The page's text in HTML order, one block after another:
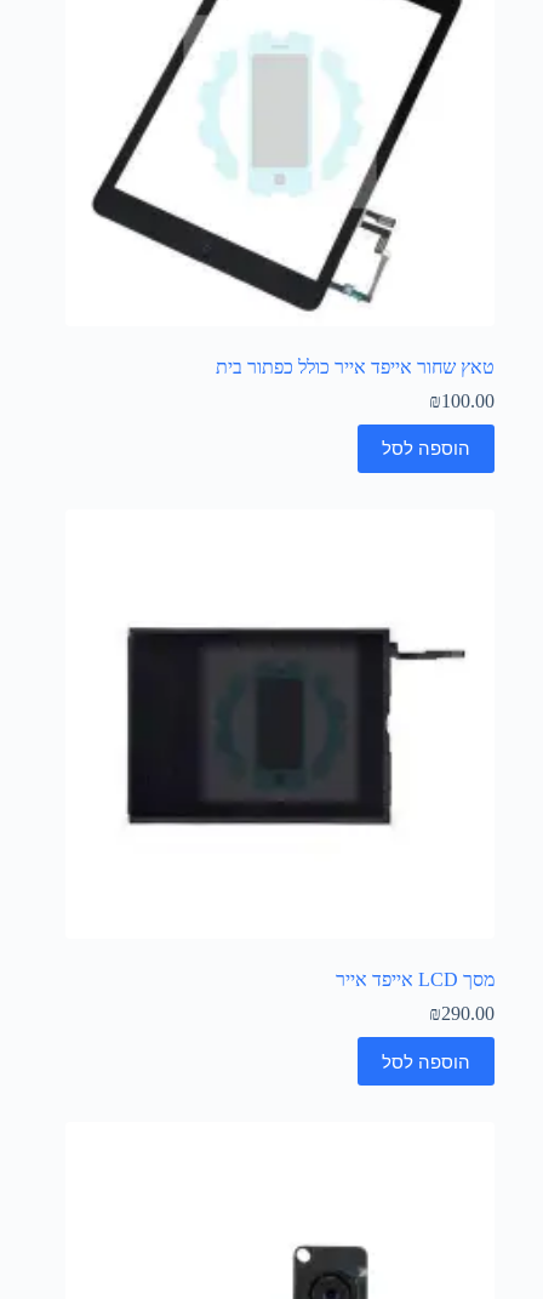
טאץ שחור אייפד אייר כולל כפתור בית
₪100.00
הוספה לסל
מסך LCD אייפד אייר
₪290.00
הוספה לסל